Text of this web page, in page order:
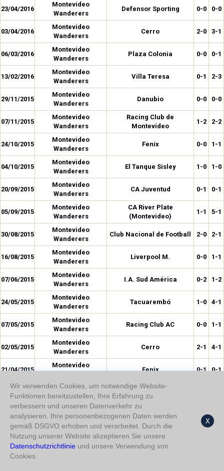
23/04/2016
Montevideo
Wanderers
Defensor Sporting 0-0 0-0
03/04/2016
Montevideo
Wanderers
Cerro 2-0 3-1
06/03/2016
Montevideo
Wanderers
Plaza Colonia 0-0 0-1
13/02/2016
Montevideo
Wanderers
Villa Teresa 0-1 2-3
29/11/2015
Montevideo
Wanderers
Danubio 0-0 0-0
07/11/2015
Montevideo
Wanderers
Racing Club de
Montevideo
1-2 2-2
24/10/2015
Montevideo
Wanderers
Fenix 0-0 1-1
04/10/2015
Montevideo
Wanderers
El Tanque Sisley 1-0 1-0
20/09/2015
Montevideo
Wanderers
CA Juventud 0-1 0-1
05/09/2015
Montevideo
Wanderers
CA River Plate
(Montevideo)
1-1 5-1
30/08/2015
Montevideo
Wanderers
Club Nacional de Football 2-0 2-1
16/08/2015
Montevideo
Wanderers
Liverpool M. 0-0 1-1
07/06/2015
Montevideo
Wanderers
I.A. Sud América 0-2 1-2
24/05/2015
Montevideo
Wanderers
Tacuarembó 1-0 4-1
07/05/2015
Montevideo
Wanderers
Racing Club AC 0-0 1-1
02/05/2015
Montevideo
Wanderers
Cerro 2-1 4-1
21/04/2015
Montevideo
Fenix 0-1 0-1
10/04/2015
Montevideo
Wanderers
Boca Juniors
04/04/2015
Montevideo
Wanderers
Club Nacional de Football 1-0 2-0
15/03/2015
Montevideo
Wanderers
Club Atlético Atenas
10/03/2015
Wir verwenden Cookies, um notwendige Website-
Funktionen bereitzustellen, Ihre Erfahrung zu
verbessern und unseren Datenverkehr zu
analysieren. Ihre personenbezogenen Daten werden
gemäß DSGVO erhoben und verarbeitet. Durch die
Nutzung unserer Website akzeptieren Sie unsere
Datenschutzrichtlinie und unsere Verwendung von
Cookies.
X